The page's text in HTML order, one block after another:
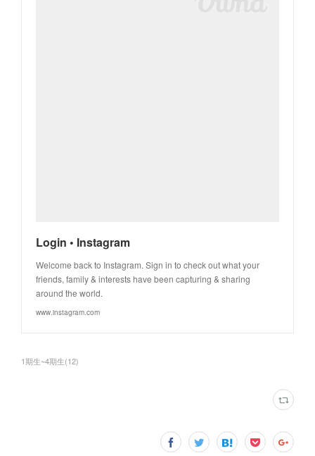
Login • Instagram
Welcome back to Instagram. Sign in to check out what your
friends, family & interests have been capturing & sharing
around the world.
www.instagram.com
1期生~4期生(12)